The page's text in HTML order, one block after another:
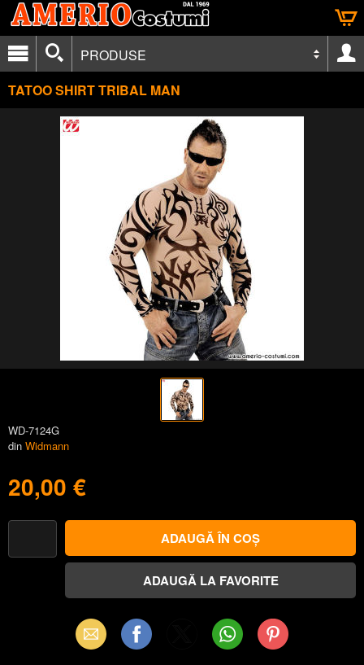
PRODUSE
TATOO SHIRT TRIBAL MAN
WD-7124G
din Widmann
20,00 €
Email Facebook WhatsAppPinterest